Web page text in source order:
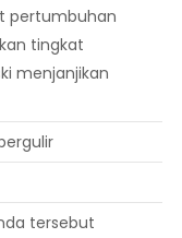
pertumbuhan
tingkat
menjanjikan
tersebut